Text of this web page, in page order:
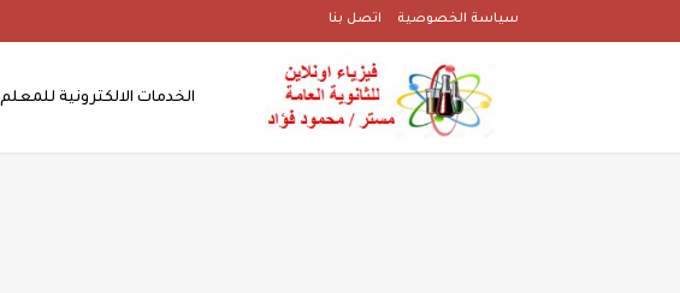
سياسة الخصوصية اتصل بنا
الخدمات الالكترونية للمعلم